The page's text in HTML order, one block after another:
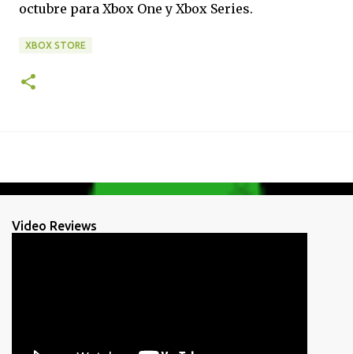
octubre para Xbox One y Xbox Series.
XBOX STORE
Video Reviews